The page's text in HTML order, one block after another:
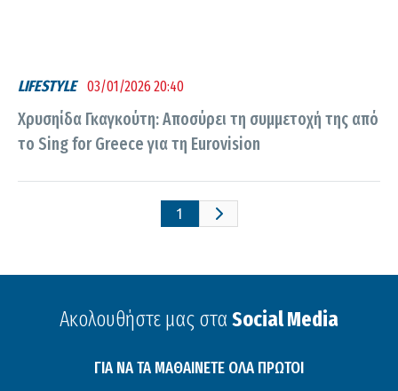
LIFESTYLE 03/01/2026 20:40
Χρυσηίδα Γκαγκούτη: Αποσύρει τη συμμετοχή της από
το Sing for Greece για τη Eurovision
1
Ακολουθήστε μας στα Social Media
ΓΙΑ ΝΑ ΤΑ ΜΑΘΑΙΝΕΤΕ ΟΛΑ ΠΡΩΤΟΙ